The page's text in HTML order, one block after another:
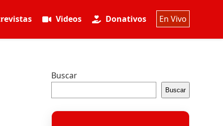
Videos Donativos En Vivo
Buscar
Buscar